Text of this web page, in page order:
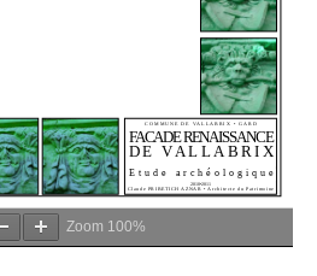
Zoom 100%